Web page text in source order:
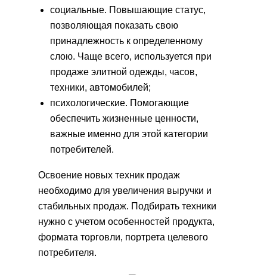
социальные. Повышающие статус,
позволяющая показать свою
принадлежность к определенному
слою. Чаще всего, используется при
продаже элитной одежды, часов,
техники, автомобилей;
психологические. Помогающие
обеспечить жизненные ценности,
важные именно для этой категории
потребителей.
Освоение новых техник продаж
необходимо для увеличения выручки и
стабильных продаж. Подбирать техники
нужно с учетом особенностей продукта,
формата торговли, портрета целевого
потребителя.